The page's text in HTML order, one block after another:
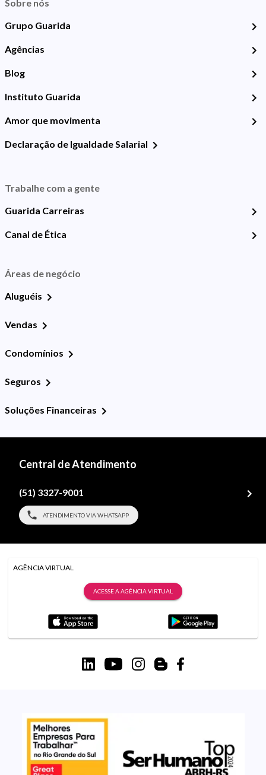
Sobre nós
Grupo Guarida
Agências
Blog
Instituto Guarida
Amor que movimenta
Declaração de Igualdade Salarial
Trabalhe com a gente
Guarida Carreiras
Canal de Ética
Áreas de negócio
Aluguéis
Vendas
Condomínios
Seguros
Soluções Financeiras
Central de Atendimento
(51) 3327-9001
ATENDIMENTO VIA WHATSAPP
AGÊNCIA VIRTUAL
ACESSE A AGÊNCIA VIRTUAL